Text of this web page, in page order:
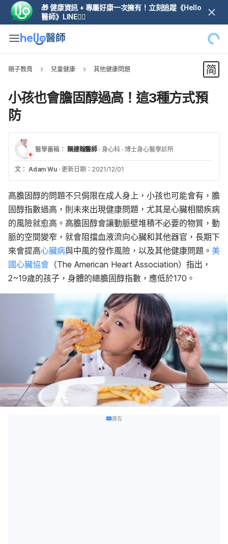
🎁 健康資訊 + 專屬好康一次擁有！立刻追蹤《Hello
醫師》LINE👆🏼
親子教育 兒童健康 其他健康問題
小孩也會膽固醇過高！這3種方式預
防
醫學審稿： 賴建翰醫師 · 身心科 · 博士身心醫學診所
文： Adam Wu · 更新日期：2021/12/01
高膽固醇的問題不只侷限在成人身上，小孩也可能會有，膽
固醇指數過高，則未來出現健康問題，尤其是心臟相關疾病
的風險就愈高。高膽固醇會讓動脈壁堆積不必要的物質，動
脈的空間變窄，就會阻擋血液流向心臟和其他器官，長期下
來會提高心臟病與中風的發作風險，以及其他健康問題。 美
國心臟協會 （The American Heart Association）指出，
2~19歲的孩子，身體的總膽固醇指數，應低於170。
廣告